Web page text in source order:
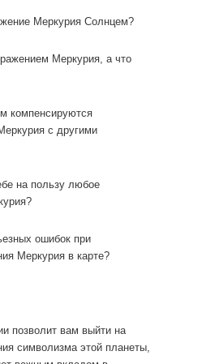
Меркурия Солнцем?
Меркурия, а что
компенсируются
с другими
на пользу любое
ошибок при
Меркурия в карте?
позволит вам выйти на
символизма этой планеты,